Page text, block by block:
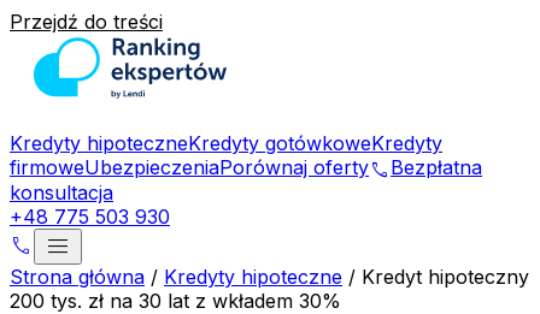
Przejdź do treści
Kredyty hipoteczneKredyty gotówkoweKredyty
firmoweUbezpieczeniaPorównaj ofertyphone Bezpłatna
konsultacja
+48 775 503 930
phone menu
Strona główna / Kredyty hipoteczne / Kredyt hipoteczny
200 tys. zł na 30 lat z wkładem 30%